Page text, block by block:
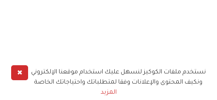
✖
نستخدم ملفات الكوكيز لنسهل عليك استخدام موقعنا الإلكتروني
ونكيف المحتوى والإعلانات وفقا لمتطلباتك واحتياجاتك الخاصة
المزيد